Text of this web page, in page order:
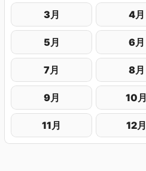
3月 4月
5月 6月
7月 8月
9月 10月
11月 12月